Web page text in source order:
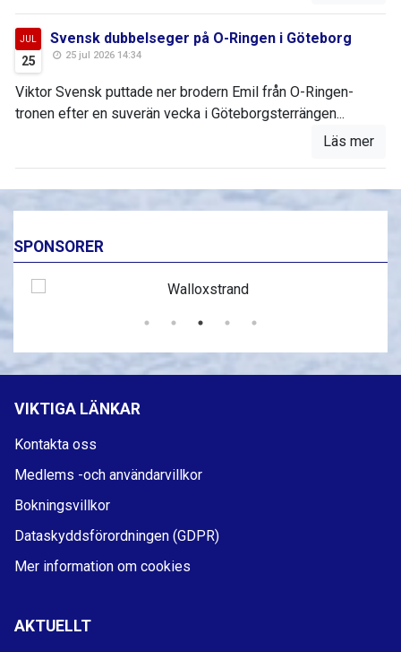
JUL
25
Svensk dubbelseger på O-Ringen i Göteborg
25 jul 2026 14:34
Viktor Svensk puttade ner brodern Emil från O-Ringen-
tronen efter en suverän vecka i Göteborgsterrängen...
Läs mer
SPONSORER
VIKTIGA LÄNKAR
Kontakta oss
Medlems -och användarvillkor
Bokningsvillkor
Dataskyddsförordningen (GDPR)
Mer information om cookies
AKTUELLT